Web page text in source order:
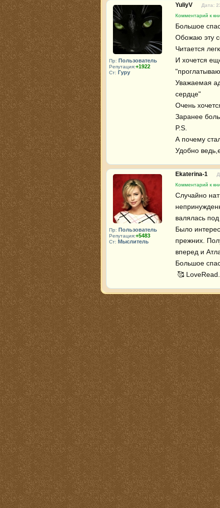
Пр: Пользователь
Репутация:+1922
Ст: Гуру
YuliyV
Дата:
Комментарий к
Большое
Обожаю эту
Читается
И хочется
Уважаемая
сердце"
Очень
Заранее
P.S.
А почему
Удобно
Пр: Пользователь
Репутация:+5483
Ст: Мыслитель
Ekaterina-1
Комментарий к
Случайно
валялась
Было
прежних.
вперед и
Большое
🥰